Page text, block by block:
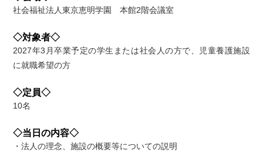
社会福祉法人東京恵明学園 本館2階会議室
◇対象者◇
2027年3月卒業予定の学生または社会人の方で、児童養護施設
に就職希望の方
◇定員◇
10名
◇当日の内容◇
・法人の理念、施設の概要等についての説明